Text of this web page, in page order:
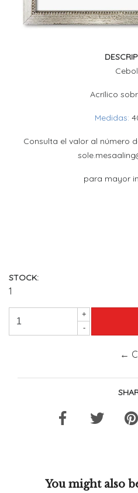
Acrílico
Medidas:
Consulta el valor al número
para mayor
STOCK:
1
+
-
←
You might also